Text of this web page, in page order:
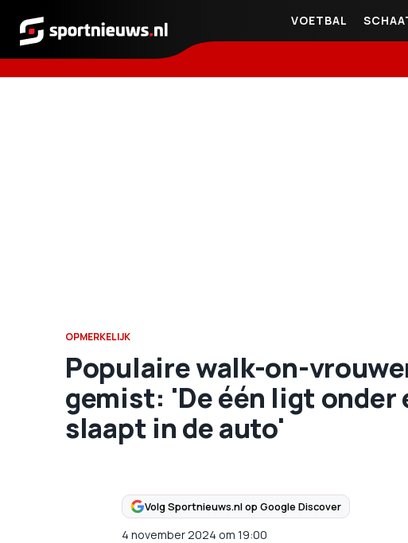
Sportnieuws.nl
VOETBAL
OPMERKELIJK
Populaire walk-on-
gemist: 'De één ligt onder
slaapt in de auto'
Volg Sportnieuws.nl op Google Discover
4 november 2024 om 19:00